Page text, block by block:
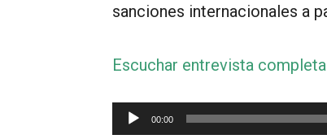
sanciones internacionales a
Escuchar entrevista
Reproductor
00:00